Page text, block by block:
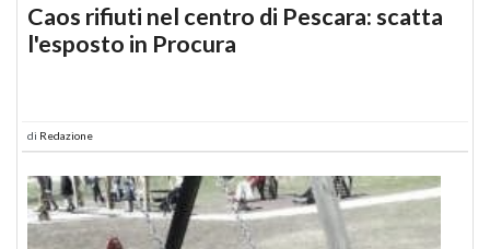
Caos rifiuti nel centro di Pescara: scatta
l'esposto in Procura
di Redazione